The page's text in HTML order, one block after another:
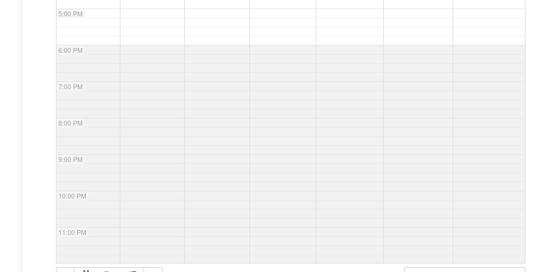
5:00 PM
6:00 PM
7:00 PM
8:00 PM
9:00 PM
10:00 PM
11:00 PM